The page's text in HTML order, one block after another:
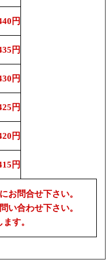
円
円
円
円
円
円
お問合せ下さい。
い合わせ下さい。
す。